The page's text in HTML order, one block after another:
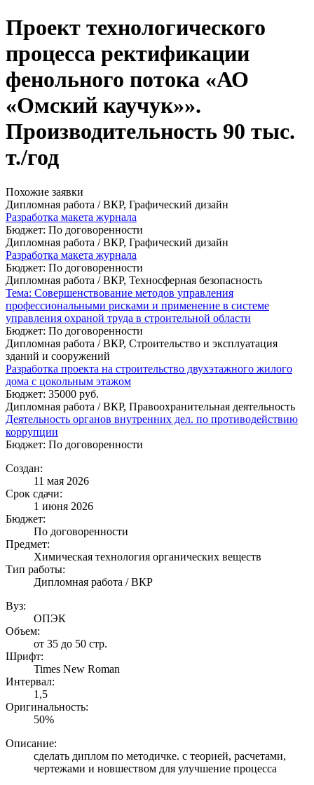
Проект технологического
процесса ректификации
фенольного потока «АО
«Омский каучук»».
Производительность 90 тыс.
т./год
Похожие заявки
Дипломная работа / ВКР, Графический дизайн
Разработка макета журнала
Бюджет: По договоренности
Дипломная работа / ВКР, Графический дизайн
Разработка макета журнала
Бюджет: По договоренности
Дипломная работа / ВКР, Техносферная безопасность
Тема: Совершенствование методов управления
профессиональными рисками и применение в системе
управления охраной труда в строительной области
Бюджет: По договоренности
Дипломная работа / ВКР, Строительство и эксплуатация
зданий и сооружений
Разработка проекта на строительство двухэтажного жилого
дома с цокольным этажом
Бюджет: 35000 руб.
Дипломная работа / ВКР, Правоохранительная деятельность
Деятельность органов внутренних дел. по противодействию
коррупции
Бюджет: По договоренности
Создан:
11 мая 2026
Срок сдачи:
1 июня 2026
Бюджет:
По договоренности
Предмет:
Химическая технология органических веществ
Тип работы:
Дипломная работа / ВКР
Вуз:
ОПЭК
Объем:
от 35 до 50 стр.
Шрифт:
Times New Roman
Интервал:
1,5
Оригинальность:
50%
Описание:
сделать диплом по методичке. с теорией, расчетами,
чертежами и новшеством для улучшение процесса